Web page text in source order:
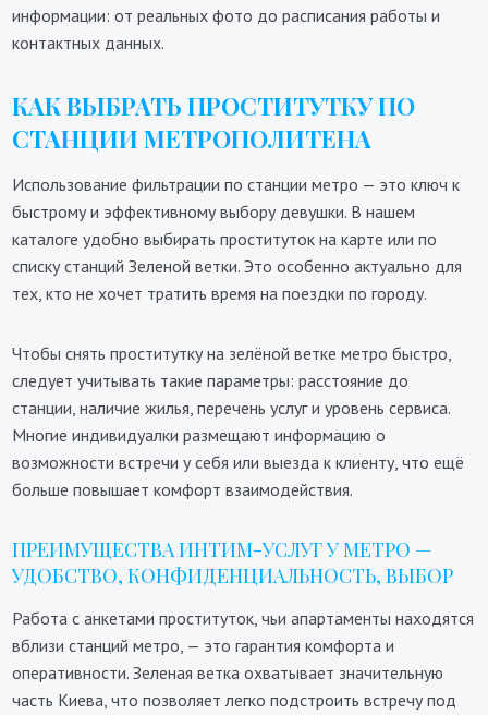
информации: от реальных фото до расписания работы и
контактных данных.
КАК ВЫБРАТЬ ПРОСТИТУТКУ ПО
СТАНЦИИ МЕТРОПОЛИТЕНА
Использование фильтрации по станции метро — это ключ к
быстрому и эффективному выбору девушки. В нашем
каталоге удобно выбирать проституток на карте или по
списку станций Зеленой ветки. Это особенно актуально для
тех, кто не хочет тратить время на поездки по городу.
Чтобы снять проститутку на зелёной ветке метро быстро,
следует учитывать такие параметры: расстояние до
станции, наличие жилья, перечень услуг и уровень сервиса.
Многие индивидуалки размещают информацию о
возможности встречи у себя или выезда к клиенту, что ещё
больше повышает комфорт взаимодействия.
ПРЕИМУЩЕСТВА ИНТИМ-УСЛУГ У МЕТРО —
УДОБСТВО, КОНФИДЕНЦИАЛЬНОСТЬ, ВЫБОР
Работа с анкетами проституток, чьи апартаменты находятся
вблизи станций метро, — это гарантия комфорта и
оперативности. Зеленая ветка охватывает значительную
часть Киева, что позволяет легко подстроить встречу под